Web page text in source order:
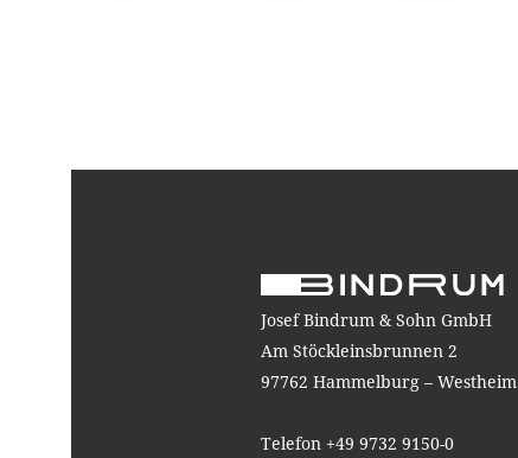
Josef Bindrum & Sohn GmbH
Am Stöckleinsbrunnen 2
97762 Hammelburg – Westheim
Telefon +49 9732 9150-0